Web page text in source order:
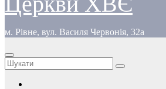
м. Рівне, вул. Василя Червонія, 32а